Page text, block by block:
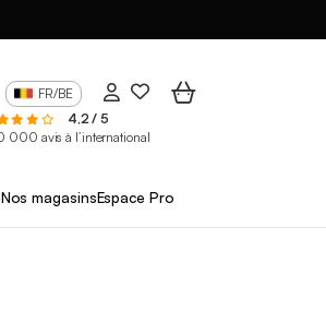
FR/BE
4,2 / 5
000 avis à l’international
Nos magasinsEspace Pro